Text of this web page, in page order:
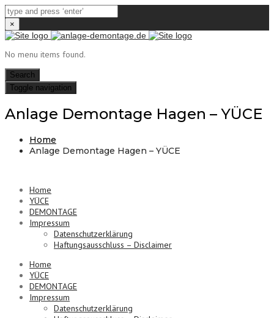
×
No menu items found.
Search
Toggle navigation
Anlage Demontage Hagen – YÜCE
Home
Anlage Demontage Hagen – YÜCE
Home
YÜCE
DEMONTAGE
Impressum
Datenschutzerklärung
Haftungsausschluss – Disclaimer
Home
YÜCE
DEMONTAGE
Impressum
Datenschutzerklärung